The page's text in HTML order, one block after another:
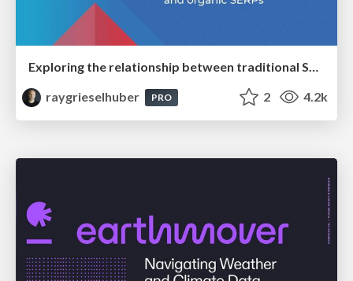
Exploring the relationship between traditional SERPs and Gen AI search
raygrieselhuber
PRO 2 4.2k